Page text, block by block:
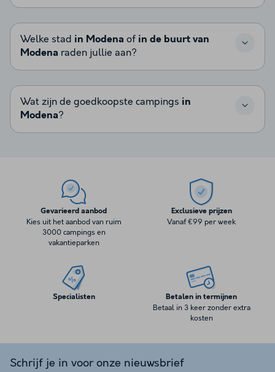
Welke stad in Modena of in de buurt van
Modena raden jullie aan?
Wat zijn de goedkoopste campings in
Modena?
Gevarieerd aanbod
Kies uit het aanbod van ruim
3000 campings en
vakantieparken
Exclusieve prijzen
Vanaf €99 per week
Specialisten Betalen in termijnen
Betaal in 3 keer zonder extra
kosten
Schrijf je in voor onze nieuwsbrief